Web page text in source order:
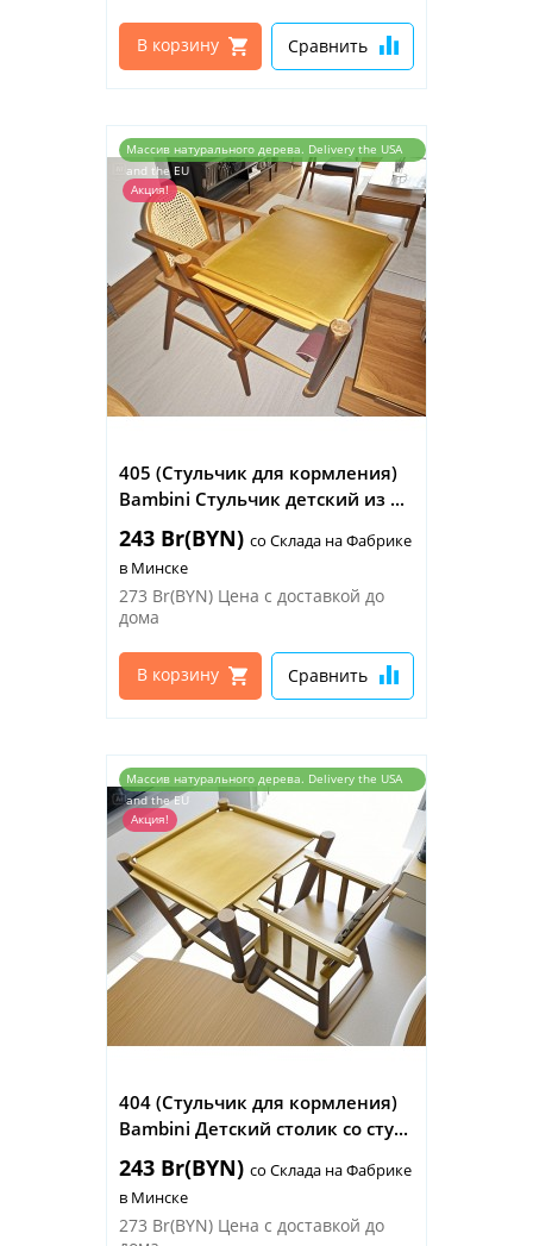
В корзину Сравнить
Массив натурального дерева. Delivery the USA
and the EU
Акция!
405 (Стульчик для кормления)
Bambini Стульчик детский из ...
243 Br(BYN) со Склада на Фабрике
в Минске
273 Br(BYN) Цена с доставкой до
дома
В корзину Сравнить
Массив натурального дерева. Delivery the USA
and the EU
Акция!
404 (Стульчик для кормления)
Bambini Детский столик со сту...
243 Br(BYN) со Склада на Фабрике
в Минске
273 Br(BYN) Цена с доставкой до